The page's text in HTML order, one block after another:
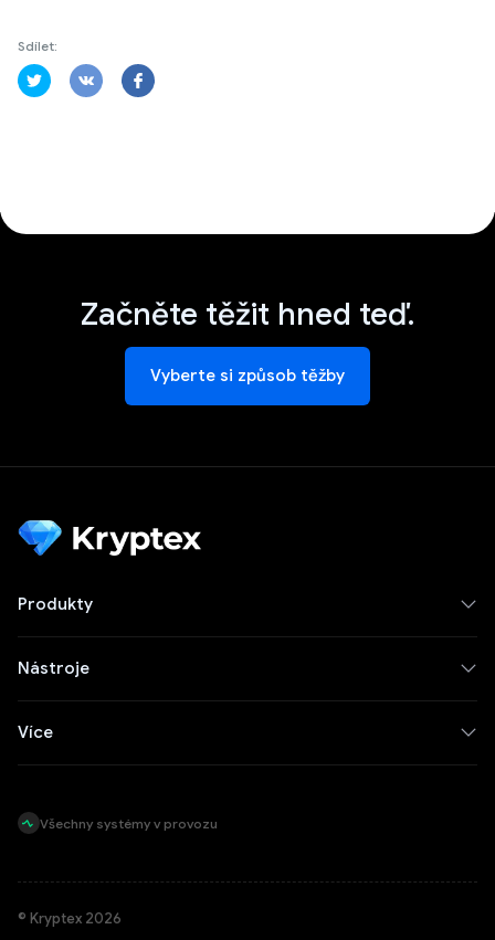
Sdílet:
Začněte těžit hned teď.
Vyberte si způsob těžby
Produkty
Nástroje
Více
Všechny systémy v provozu
© Kryptex 2026